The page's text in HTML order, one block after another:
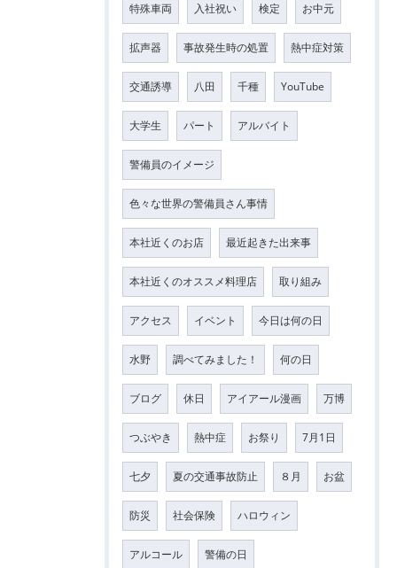
特殊車両 入社祝い 検定 お中元
拡声器 事故発生時の処置 熱中症対策
交通誘導 八田 千種 YouTube
大学生 パート アルバイト
警備員のイメージ
色々な世界の警備員さん事情
本社近くのお店 最近起きた出来事
本社近くのオススメ料理店 取り組み
アクセス イベント 今日は何の日
水野 調べてみました！ 何の日
ブログ 休日 アイアール漫画 万博
つぶやき 熱中症 お祭り 7月1日
七夕 夏の交通事故防止 ８月 お盆
防災 社会保険 ハロウィン
アルコール 警備の日